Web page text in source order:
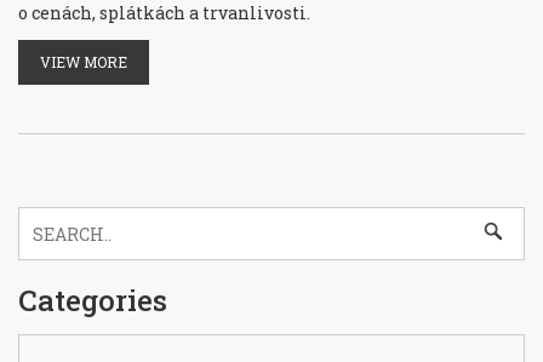
o cenách, splátkách a trvanlivosti.
VIEW MORE
Categories